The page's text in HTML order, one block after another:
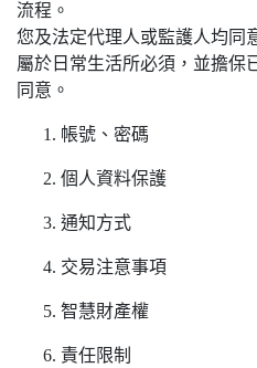
流程。
您及法定代理人或監護人均同
屬於日常生活所必須，並擔保
同意。
帳號、密碼
個人資料保護
通知方式
交易注意事項
智慧財產權
責任限制